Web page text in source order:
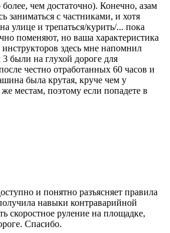
чем достаточно). Конечно, азам
заниматься с частниками, и хотя
улице и трепаться/курить/... пока
поменяют, но ваша характеристика
здесь мне напомнил
были на глухой дороге для
честно отработанных 60 часов и
была крутая, круче чем у
местам, поэтому если попадете в
и понятно разъясняет правила
навыки контраварийной
скоростное руление на площадке,
Спасибо.